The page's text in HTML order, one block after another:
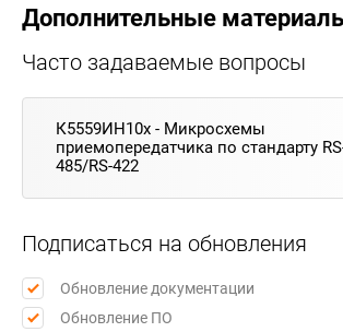
Дополнительные
Часто задаваемые вопросы
К5559ИН10х - Микросхемы
приемопередатчика по стандарту
485/RS-422
Подписаться на обновления
Обновление документации
Обновление ПО